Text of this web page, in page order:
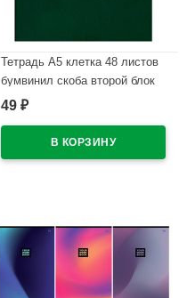
Тетрадь А5 клетка 48 листов
бумвинил скоба второй блок
BG зеленый
49 ₽